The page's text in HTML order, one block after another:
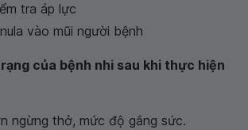
tra áp lực
vào mũi người bệnh
của bệnh nhi sau khi thực hiện
ngừng thở, mức độ gắng sức.